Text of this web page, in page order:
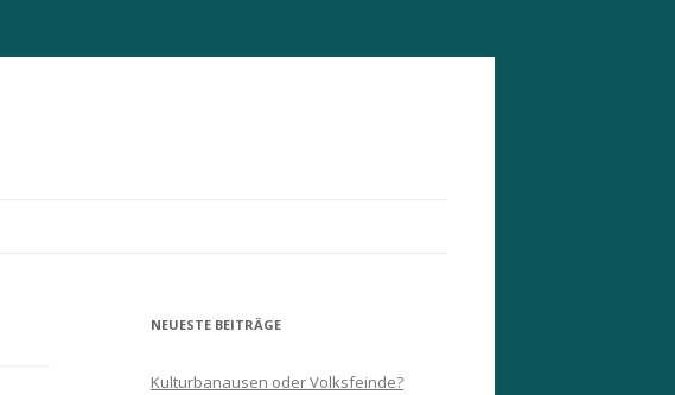
NEUESTE BEITRÄGE
Kulturbanausen oder Volksfeinde?